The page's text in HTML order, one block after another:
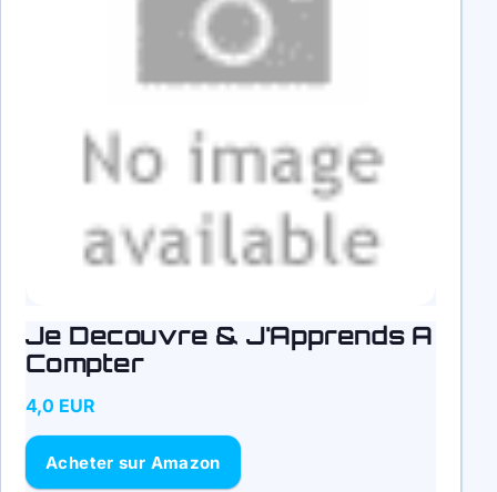
Je Decouvre & J'Apprends A
Compter
4,0 EUR
Acheter sur Amazon